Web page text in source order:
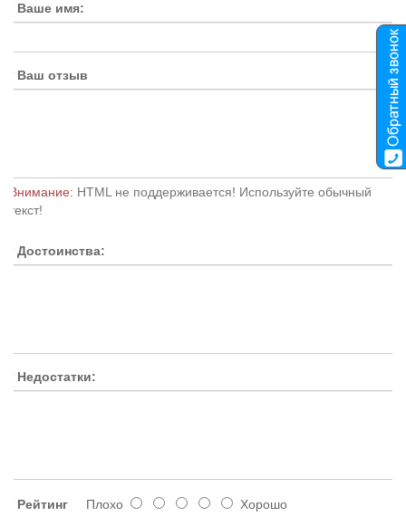
Ваше имя:
Ваш отзыв
Внимание: HTML не поддерживается! Используйте обычный
текст!
Достоинства:
Недостатки:
Рейтинг Плохо Хорошо